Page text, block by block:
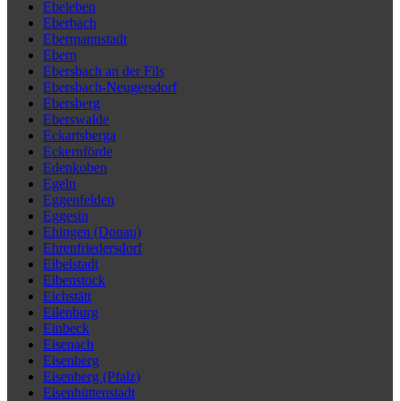
Ebeleben
Eberbach
Ebermannstadt
Ebern
Ebersbach an der Fils
Ebersbach-Neugersdorf
Ebersberg
Eberswalde
Eckartsberga
Eckernförde
Edenkoben
Egeln
Eggenfelden
Eggesin
Ehingen (Donau)
Ehrenfriedersdorf
Eibelstadt
Eibenstock
Eichstätt
Eilenburg
Einbeck
Eisenach
Eisenberg
Eisenberg (Pfalz)
Eisenhüttenstadt